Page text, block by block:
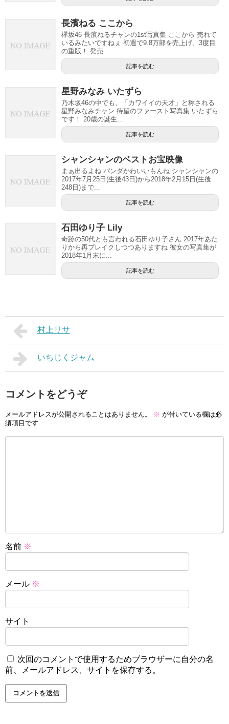
長濱ねる ここから
欅坂46 長濱ねるチャンの1st写真集 ここから 売れて
いるみたいですねぇ 初週で9.8万部を売上げ、3度目
の重版！ 発売...
記事を読む
星野みなみ いたずら
乃木坂46の中でも、「カワイイの天才」と称される
星野みなみチャン 待望のファースト写真集 いたずら
です！ 20歳の誕生...
記事を読む
シャンシャンのベストお宝映像
まぁ出るよね パンダかわいいもんね シャンシャンの
2017年7月25日(生後43日)から2018年2月15日(生後
248日)まで...
記事を読む
石田ゆり子 Lily
奇跡の50代とも言われる石田ゆり子さん 2017年あた
りから再ブレイクしつつありますね 彼女の写真集が
2018年1月末に...
記事を読む
村上リサ
いちじくジャム
コメントをどうぞ
メールアドレスが公開されることはありません。 ※ が付いている欄は必
須項目です
名前 ※
メール ※
サイト
次回のコメントで使用するためブラウザーに自分の名
前、メールアドレス、サイトを保存する。